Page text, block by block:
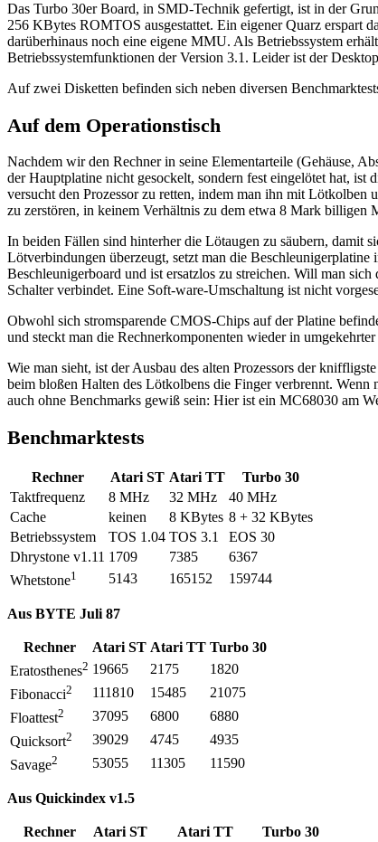
Das Turbo 30er Board, in SMD-Technik gefertigt, ist in der
256 KBytes ROMTOS ausgestattet. Ein eigener Quarz erspart
darüberhinaus noch eine eigene MMU. Als Betriebssystem
Betriebssystemfunktionen der Version 3.1. Leider ist der
Auf zwei Disketten befinden sich neben diversen
Auf dem Operationstisch
Nachdem wir den Rechner in seine Elementarteile (Gehäuse,
der Hauptplatine nicht gesockelt, sondern fest eingelötet hat, ist
versucht den Prozessor zu retten, indem man ihn mit
zu zerstören, in keinem Verhältnis zu dem etwa 8 Mark billigen
In beiden Fällen sind hinterher die Lötaugen zu säubern, damit
Lötverbindungen überzeugt, setzt man die
Beschleunigerboard und ist ersatzlos zu streichen. Will man
Schalter verbindet. Eine Soft-ware-Umschaltung ist nicht
Obwohl sich stromsparende CMOS-Chips auf der Platine
und steckt man die Rechnerkomponenten wieder in
Wie man sieht, ist der Ausbau des alten Prozessors der
beim bloßen Halten des Lötkolbens die Finger verbrennt.
auch ohne Benchmarks gewiß sein: Hier ist ein MC68030 am
Benchmarktests
Rechner Atari ST Atari TT
Turbo 30
Taktfrequenz
8 MHz 32 MHz
40 MHz
Cache
keinen 8 KBytes 8 + 32 KBytes
Betriebssystem
TOS 1.04 TOS 3.1
EOS 30
Dhrystone v1.11 1709 7385
6367
Whetstone1 5143 165152 159744
Aus BYTE Juli 87
Rechner Atari ST Atari TT Turbo 30
Eratosthenes2 19665 2175
1820
Fibonacci2 111810 15485
21075
Floattest2 37095 6800
6880
Quicksort2 39029 4745
4935
Savage2 53055 11305 11590
Aus Quickindex v1.5
Rechner Atari ST Atari TT
Turbo 30